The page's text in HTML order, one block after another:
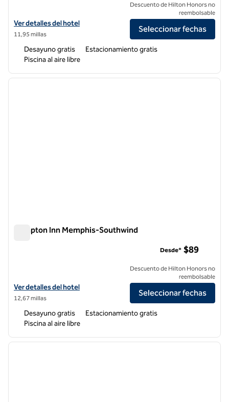
Ver detalles del hotel Hampton Inn Hernando
Ver detalles del hotel
11,95 millas
Descuento de Hilton Honors no
reembolsable
Seleccionar fechas
Desayuno gratis
Estacionamiento gratis
Piscina al aire libre
1 de 12
Hampton Inn Memphis-Southwind
Ver detalles del hotel Hampton Inn Memphis-Southwind
Ver detalles del hotel
12,67 millas
Desde* $89
Descuento de Hilton Honors no
reembolsable
Seleccionar fechas
Desayuno gratis
Estacionamiento gratis
Piscina al aire libre
1 de 12